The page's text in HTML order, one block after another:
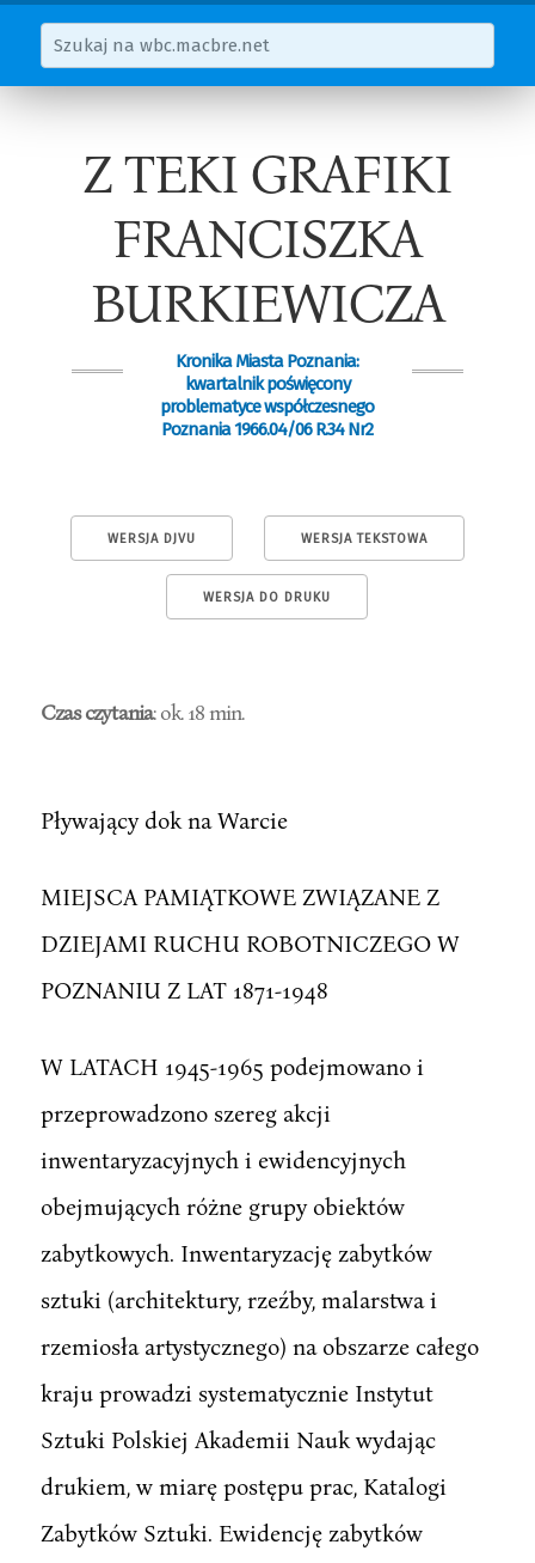
Z TEKI GRAFIKI
FRANCISZKA
BURKIEWICZA
Kronika Miasta Poznania:
kwartalnik poświęcony
problematyce współczesnego
Poznania 1966.04/06 R.34 Nr2
WERSJA DJVU WERSJA TEKSTOWA
WERSJA DO DRUKU
Czas czytania: ok. 18 min.
Pływający dok na Warcie
MIEJSCA PAMIĄTKOWE ZWIĄZANE Z
DZIEJAMI RUCHU ROBOTNICZEGO W
POZNANIU Z LAT 1871-1948
W LATACH 1945-1965 podejmowano i
przeprowadzono szereg akcji
inwentaryzacyjnych i ewidencyjnych
obejmujących różne grupy obiektów
zabytkowych. Inwentaryzację zabytków
sztuki (architektury, rzeźby, malarstwa i
rzemiosła artystycznego) na obszarze całego
kraju prowadzi systematycznie Instytut
Sztuki Polskiej Akademii Nauk wydając
drukiem, w miarę postępu prac, Katalogi
Zabytków Sztuki. Ewidencję zabytków